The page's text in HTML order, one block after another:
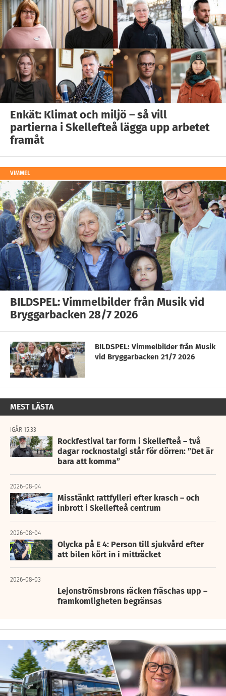
Enkät: Klimat och miljö – så vill
partierna i Skellefteå lägga upp arbetet
framåt
VIMMEL
BILDSPEL: Vimmelbilder från Musik vid
Bryggarbacken 28/7 2026
BILDSPEL: Vimmelbilder från Musik
vid Bryggarbacken 21/7 2026
MEST LÄSTA
IGÅR 15:33
Rockfestival tar form i Skellefteå – två
dagar rocknostalgi står för dörren: ”Det är
bara att komma”
2026-08-04
Misstänkt rattfylleri efter krasch – och
inbrott i Skellefteå centrum
2026-08-04
Olycka på E 4: Person till sjukvård efter
att bilen kört in i mitträcket
2026-08-03
Lejonströmsbrons räcken fräschas upp –
framkomligheten begränsas